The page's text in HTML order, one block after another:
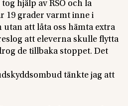
hjälp av RSO och la
19 grader varmt inne i
att låta oss hämta extra
att eleverna skulle flytta
de tillbaka stoppet. Det
tänkte jag att